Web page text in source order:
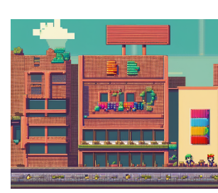
СВОЙСТВА МЕТАЛЛОВ СОРТА
СТАТЬИ